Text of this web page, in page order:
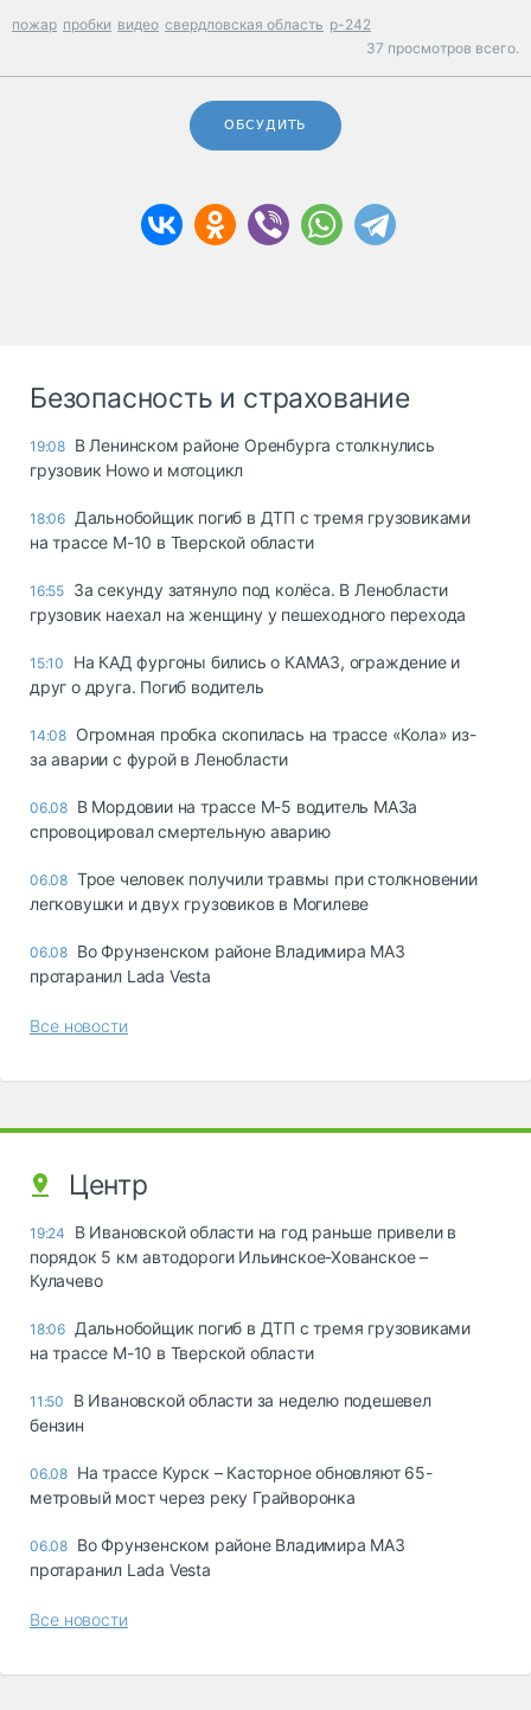
пожар пробки видео свердловская область р-242
37 просмотров всего.
ОБСУДИТЬ
Безопасность и страхование
19:08 В Ленинском районе Оренбурга столкнулись
грузовик Howo и мотоцикл
18:06 Дальнобойщик погиб в ДТП с тремя грузовиками
на трассе М-10 в Тверской области
16:55 За секунду затянуло под колёса. В Ленобласти
грузовик наехал на женщину у пешеходного перехода
15:10
На КАД фургоны бились о КАМАЗ, ограждение и
друг о друга. Погиб водитель
14:08 Огромная пробка скопилась на трассе «Кола» из-
за аварии с фурой в Ленобласти
06.08 В Мордовии на трассе М-5 водитель МАЗа
спровоцировал смертельную аварию
06.08 Трое человек получили травмы при столкновении
легковушки и двух грузовиков в Могилеве
06.08 Во Фрунзенском районе Владимира МАЗ
протаранил Lada Vesta
Все новости
Центр
19:24
В Ивановской области на год раньше привели в
порядок 5 км автодороги Ильинское-Хованское –
Кулачево
18:06 Дальнобойщик погиб в ДТП с тремя грузовиками
на трассе М-10 в Тверской области
11:50
В Ивановской области за неделю подешевел
бензин
06.08 На трассе Курск – Касторное обновляют 65-
метровый мост через реку Грайворонка
06.08 Во Фрунзенском районе Владимира МАЗ
протаранил Lada Vesta
Все новости